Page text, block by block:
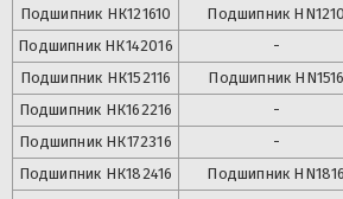
Подшипник НК121610 Подшипник HN1210
Подшипник НК142016 -
Подшипник НК152116 Подшипник HN1516
Подшипник НК162216 -
Подшипник НК172316 -
Подшипник НК182416 Подшипник HN1816